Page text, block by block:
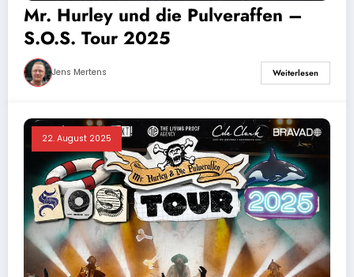
Mr. Hurley und die Pulveraffen –
S.O.S. Tour 2025
Jens Mertens Weiterlesen
22. August 2025